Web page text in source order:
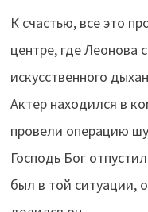
К счастью, все это
центре, где Леонова
искусственного
Актер находился в
провели операцию
Господь Бог
был в той ситуации,